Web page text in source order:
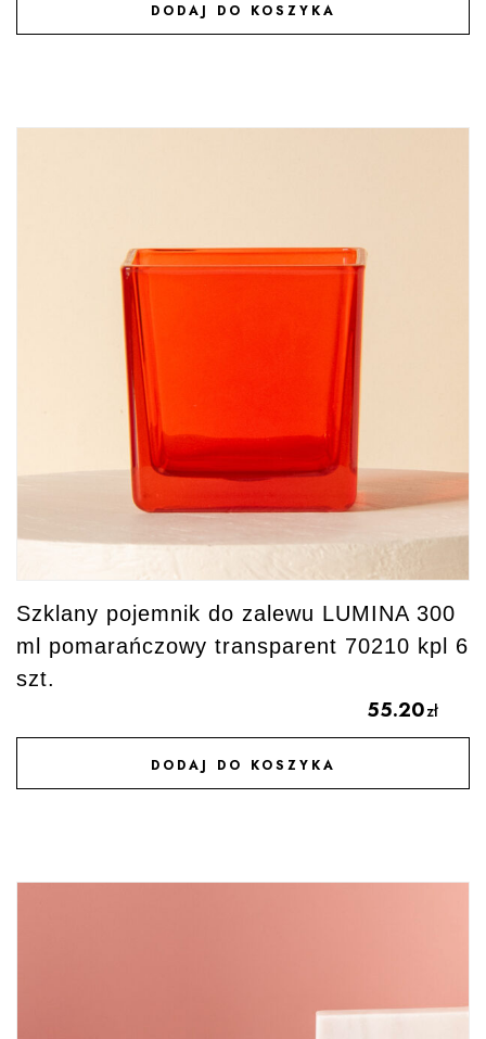
DODAJ DO KOSZYKA
DODAJ DO ULUBIONYCH
Szklany pojemnik do zalewu LUMINA 300
ml pomarańczowy transparent 70210 kpl 6
szt.
55.20zł
DODAJ DO KOSZYKA
DODAJ DO ULUBIONYCH